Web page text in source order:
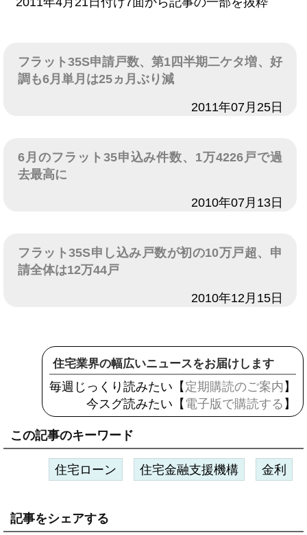
フラット35S申請戸数、第1四半期二ケタ増、好
調も6月単月は25ヵ月ぶり減
2011年07月25日
6月のフラット35申込み件数、1万4226戸で過
去最高に
2010年07月13日
フラット35S申し込み戸数が初の10万戸超、申
請全体は12万44戸
2010年12月15日
住宅業界の幅広いニュースをお届けします
毎週じっくり読みたい【 定期購読のご案内 】
今スグ読みたい【 電子版で購読する 】
この記事のキーワード
住宅ローン 住宅金融支援機構 金利
記事をシェアする